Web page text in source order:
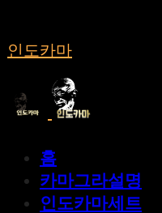
인도카마
홈
카마그라설명
인도카마세트